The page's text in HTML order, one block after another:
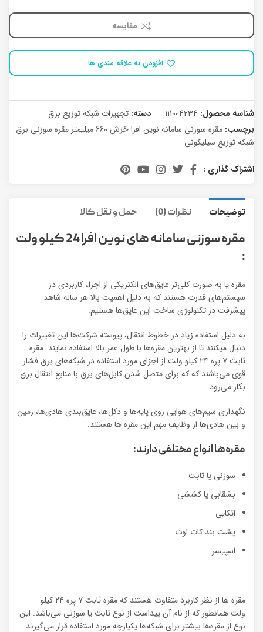
مقایسه
افزودن به علاقه مندی ها
شناسه محصول: 111004234 دسته: تجهیزات شبکه توزیع برق
برچسب:
مقره سوزنی سامانه نوین افرا خزش 660 میلیمتر مقره سوزنی برق
شبکه توزیع سیلیکونی
اشتراک گذاری :
توضیحات نظرات (0) حمل و نقل کالا
مقره سوزنی سامانه های نوین افرا 24 کیلو ولت
:
مقره یا به صورت کلی‌تر عایق‌های الکتریکی از اجزاء کاربردی در
سیستم‌های قدرت هستند که به دلیل اهمیت بالا هر ساله شاهد
پیشرفت در تکنولوژی ساخت این عایق‌ها هستیم.
به دلیل استفاده زیاد در خطوط انتقال، پیوسته شرکت‌ها این تغییرات را
دنبال می‎کنند تا از بهترین مقره‌ها با طول عمر بالا استفاده نمایند. مقره
ثابت ۷ پره ۲۴ کیلو ولت از اجزای مورد استفاده در شبکه‌های برق فشار
قوی می‌باشند که که برای متصل شدن کابل‌های برق با منابع انتقال برق
بکار می‌‌رود.
نگهداری سیم‌های هوایی روی پایه‌ها و دکل‌ها، عایق‌بندی هادی‌ها، زمین
و بین هادی‌ها از وظایف مهم این مقره ها هستند.
مقره‌ها انواع مختلفی دارند:
سوزنی یا ثابت
بشقابی یا کششی
اتکایی
پشت بند کات اوت
اسپیسر
مقره ها از نظر کاربرد متفاوت هستند که مقره ثابت ۷ پره ۲۴ کیلو
ولتهمانطور که از نام آن پیداست از نوع ثابت یا سوزنی می‌باشد. این
نوع از مقره‌ها بیشتر برای شبکه‌ها یکپارچه مورد استفاده قرار می‌گیرند.